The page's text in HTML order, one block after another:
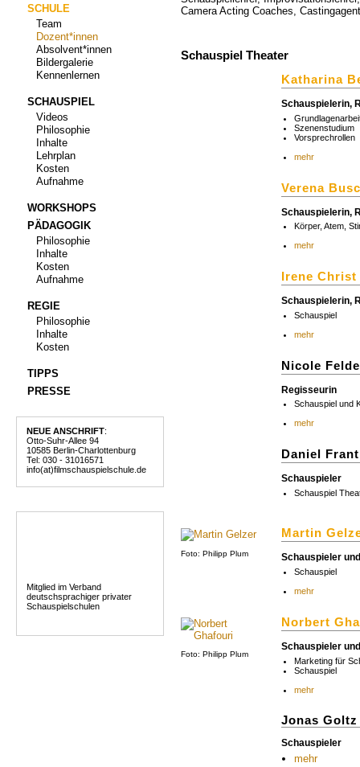
Camera Acting Coaches,
Schauspiel Theater
Katharina
Schauspielerin,
Szenenstudium
Vorsprechrollen
mehr
Verena
Schauspielerin,
Körper, Atem,
mehr
Irene Christ
Schauspielerin,
Schauspiel
mehr
Nicole
Regisseurin
Schauspiel und
mehr
Daniel
Schauspieler
Schauspiel
Foto: Philipp Plum
Martin
Schauspieler
Schauspiel
mehr
Foto: Philipp Plum
Norbert
Schauspieler
Marketing für
Schauspiel
mehr
Jonas Goltz
Schauspieler
mehr
SCHULE
Team
Dozent*innen
Absolvent*innen
Bildergalerie
Kennenlernen
SCHAUSPIEL
Videos
Philosophie
Inhalte
Lehrplan
Kosten
Aufnahme
WORKSHOPS
PÄDAGOGIK
Philosophie
Inhalte
Kosten
Aufnahme
REGIE
Philosophie
Inhalte
Kosten
TIPPS
PRESSE
NEUE ANSCHRIFT:
Otto-Suhr-Allee 94
10585 Berlin-Charlottenburg
Tel: 030 - 31016571
info(at)filmschauspielschule.de
Mitglied im Verband
deutschsprachiger privater
Schauspielschulen